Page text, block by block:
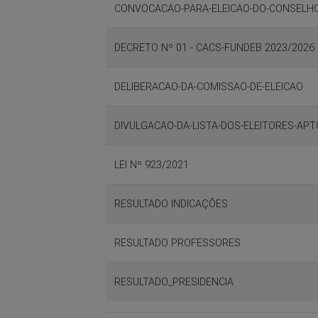
CONVOCACAO-PARA-ELEICAO-DO-
DECRETO Nº 01 - CACS-FUNDEB 2023/2026
DELIBERACAO-DA-COMISSAO-DE-ELEICAO
DIVULGACAO-DA-LISTA-DOS-ELEITORES-
LEI Nº 923/2021
RESULTADO INDICAÇÕES
RESULTADO PROFESSORES
RESULTADO_PRESIDENCIA